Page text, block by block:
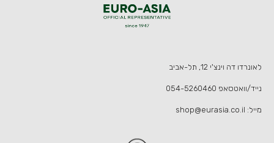
לאונרדו דה וינצ'י 12, תל-אביב
נייד/וואטסאפ 054-5260460
מייל: shop@eurasia.co.il